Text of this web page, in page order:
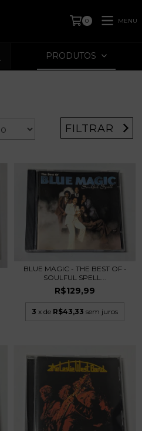
0 MENU
PRODUTOS
FILTRAR
BLUE MAGIC - THE BEST OF -
SOULFUL SPELL...
R$129,99
3 x de R$43,33 sem juros